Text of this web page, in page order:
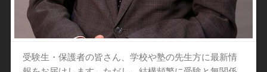
受験生・保護者の皆さん、学校や塾の先生方に最新情